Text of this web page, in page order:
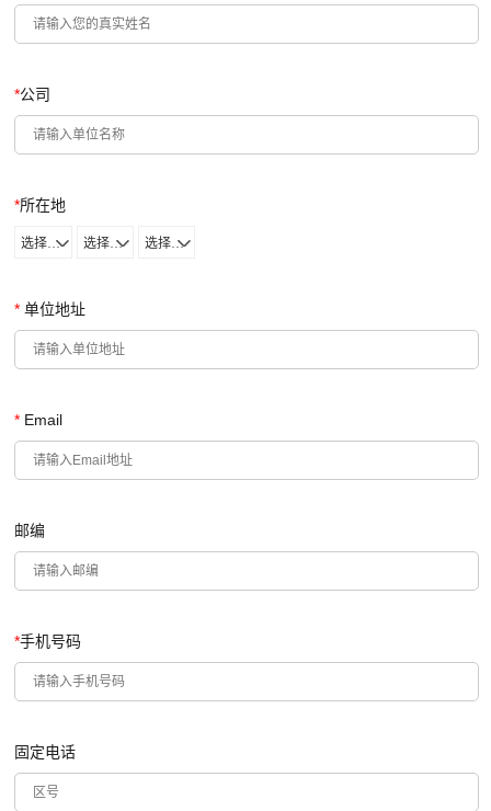
*公司
*所在地
选择省份 选择城市 选择区域
* 单位地址
* Email
邮编
*手机号码
固定电话